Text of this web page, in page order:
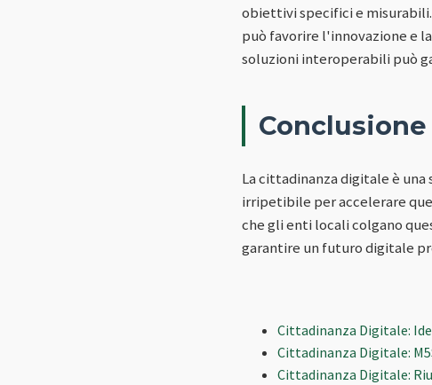
obiettivi specifici e
può favorire l'innovazione e
soluzioni interoperabili può
Conclusione
La cittadinanza digitale è
irripetibile per accelerare
che gli enti locali colgano
garantire un futuro digitale
Cittadinanza Digitale:
Cittadinanza Digitale:
Cittadinanza Digitale: